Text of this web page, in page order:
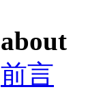
about
前言